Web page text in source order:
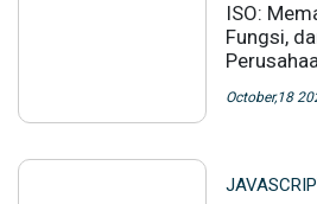
ISO:
Fungsi,
October,18